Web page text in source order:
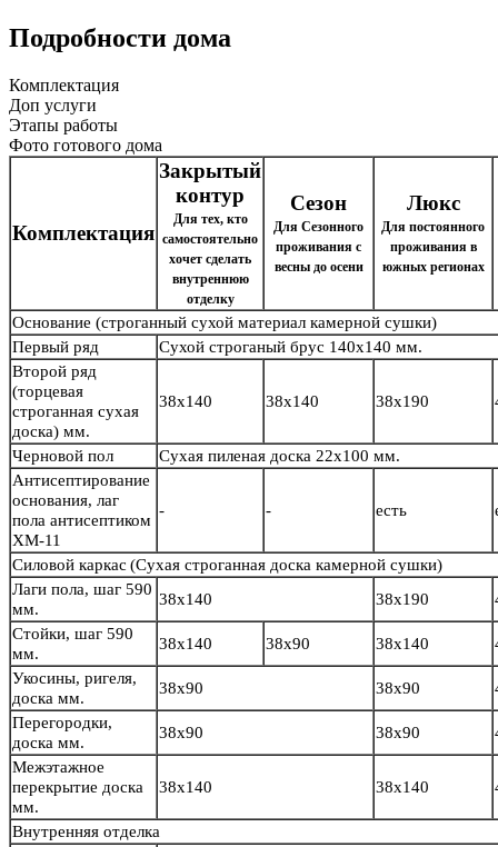
Подробности дома
Комплектация
Доп услуги
Этапы работы
Фото готового дома
Комплектация
Закрытый
контур
Для тех, кто
самостоятельно
хочет сделать
внутреннюю
отделку
Сезон
Для Сезонного
проживания с
весны до осени
Люкс
Для постоянного
проживания в
южных регионах
Основание (строганный сухой материал камерной сушки)
Первый ряд
Сухой строганый брус 140х140 мм.
Второй ряд
(торцевая
строганная сухая
доска) мм.
38х140 38х140 38х190
Черновой пол
Сухая пиленая доска 22х100 мм.
Антисептирование
основания, лаг
пола антисептиком
ХМ-11
- - есть
Силовой каркас(Сухая строганная доска камерной сушки)
Лаги пола, шаг 590
мм.
38х140 38х190
Стойки, шаг 590
мм.
38х140 38х90 38х140
Укосины, ригеля,
доска мм.
38х90 38х90
Перегородки,
доска мм.
38х90 38х90
Межэтажное
перекрытие доска
мм.
38х140 38х140
Внутренняя отделка